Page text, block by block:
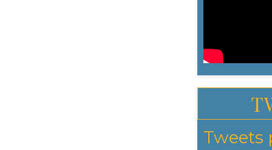
Tweets